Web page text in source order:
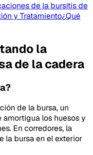
de la bursitis de
y Tratamiento¿Qué
la
de la cadera
de la bursa, un
los huesos y
En corredores, la
la bursa en el exterior